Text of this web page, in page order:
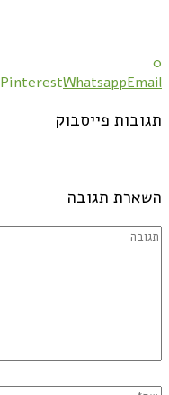
0
PinterestWhatsappEmail
תגובות פייסבוק
השארת תגובה